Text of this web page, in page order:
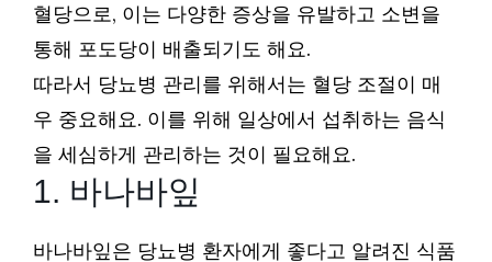
혈당으로, 이는 다양한 증상을 유발하고 소변을
통해 포도당이 배출되기도 해요.
따라서 당뇨병 관리를 위해서는 혈당 조절이 매
우 중요해요. 이를 위해 일상에서 섭취하는 음식
을 세심하게 관리하는 것이 필요해요.
1. 바나바잎
바나바잎은 당뇨병 환자에게 좋다고 알려진 식품